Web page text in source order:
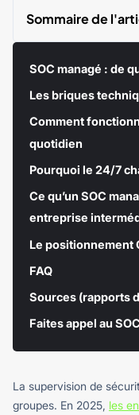
Sommaire de
SOC managé : de
Les briques
Comment
quotidien
Pourquoi le 24/7
Ce qu’un SOC
entreprise
Le positionnement
FAQ
Sources (rapports
Faites appel au
La supervision de
groupes. En 2025, les